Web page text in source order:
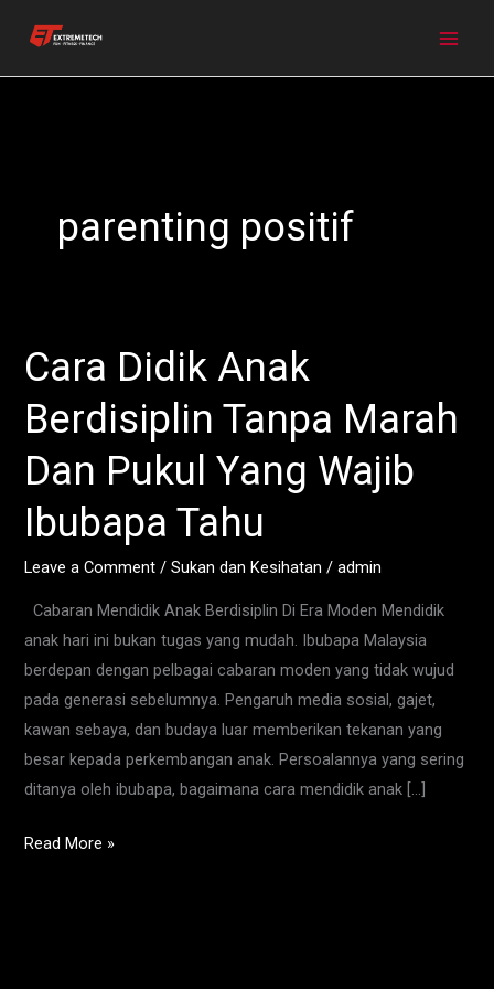
content
parenting positif
Cara Didik Anak
Berdisiplin Tanpa Marah
Dan Pukul Yang Wajib
Ibubapa Tahu
Leave a Comment /Sukan dan Kesihatan /admin
Cabaran Mendidik Anak Berdisiplin Di Era Moden Mendidik
anak hari ini bukan tugas yang mudah. Ibubapa Malaysia
berdepan dengan pelbagai cabaran moden yang tidak wujud
pada generasi sebelumnya. Pengaruh media sosial, gajet,
kawan sebaya, dan budaya luar memberikan tekanan yang
besar kepada perkembangan anak. Persoalannya yang sering
ditanya oleh ibubapa, bagaimana cara mendidik anak […]
Cara
Didik
Anak
Tanpa
Marah
Dan
Pukul
Wajib
Ibubapa
Tahu
Read More »